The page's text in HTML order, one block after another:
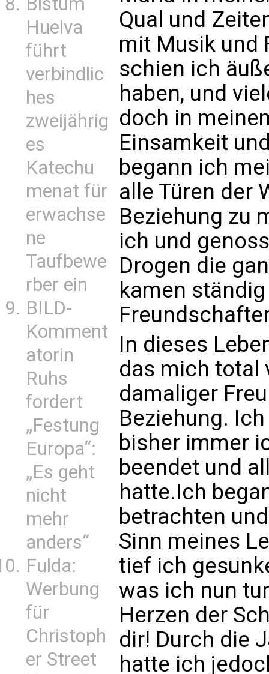
Huelva
führt
verbindlic
hes
zweijährig
es
Katechu
menat für
erwachse
ne
Taufbewe
rber ein
BILD-
Komment
atorin
Ruhs
fordert
„Festung
Europa“:
„Es geht
nicht
mehr
anders“
Fulda:
Werbung
für
Christoph
er Street
Qual und
mit Musik und
schien ich
haben, und
doch in
Einsamkeit
begann ich
alle Türen der
Beziehung zu
ich und
Drogen die
kamen
In dieses
das mich total
damaliger
Beziehung.
bisher immer
beendet und
hatte.Ich
betrachten
Sinn meines
tief ich
was ich nun
Herzen der
dir! Durch die
hatte ich